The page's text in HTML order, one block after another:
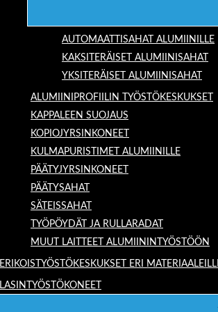
AUTOMAATTISAHAT ALUMIINILLE
KAKSITERÄISET ALUMIINISAHAT
YKSITERÄISET ALUMIINISAHAT
ALUMIINIPROFIILIN TYÖSTÖKESKUKSET
KAPPALEEN SUOJAUS
KOPIOJYRSINKONEET
KULMAPURISTIMET ALUMIINILLE
PÄÄTYJYRSINKONEET
PÄÄTYSAHAT
SÄTEISSAHAT
TYÖPÖYDÄT JA RULLARADAT
MUUT LAITTEET ALUMIININTYÖSTÖÖN
ERIKOISTYÖSTÖKESKUKSET ERI
LASINTYÖSTÖKONEET